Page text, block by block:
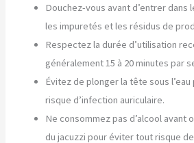
Douchez-vous avant d’entrer dans
les impuretés et les résidus de
Respectez la durée d’utilisation
généralement 15 à 20 minutes par
Évitez de plonger la tête sous
risque d’infection auriculaire.
Ne consommez pas d’alcool avant
du jacuzzi pour éviter tout risque